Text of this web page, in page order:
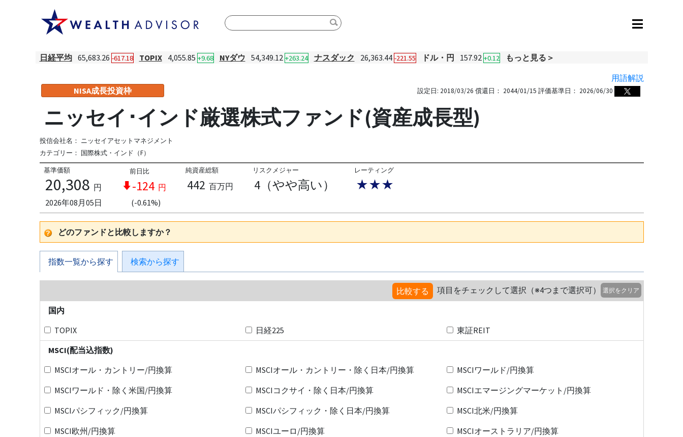
日経平均 65,683.26 -617.18 TOPIX 4,055.85 +9.68 NYダウ 54,349.12 +263.24 ナスダック 26,363.44 -221.55 ドル・円 157.92 +0.12
もっと見る＞
用語解説
NISA成長投資枠
設定日: 2018/03/26 償還日： 2044/01/15 評価基準日： 2026/06/30
ニッセイ･インド厳選株式ファンド(資産成長型)
投信会社名： ニッセイアセットマネジメント
カテゴリー： 国際株式・インド（F）
基準価額
20,308 円
2026年08月05日
前日比
-124 円
(-0.61%)
純資産総額
442 百万円
リスクメジャー
4（やや高い）
レーティング
★★★
どのファンドと比較しますか？
指数一覧から探す 検索から探す
比較する 項目をチェックして選択（※4つまで選択可） 選択をクリア
国内
TOPIX
日経225
東証REIT
MSCI(配当込指数)
MSCIオール・カントリー/円換算
MSCIオール・カントリー・除く日本/円換算
MSCIワールド/円換算
MSCIワールド・除く米国/円換算
MSCIコクサイ・除く日本/円換算
MSCIエマージングマーケット/円換算
MSCIパシフィック/円換算
MSCIパシフィック・除く日本/円換算
MSCI北米/円換算
MSCI欧州/円換算
MSCIユーロ/円換算
MSCIオーストラリア/円換算